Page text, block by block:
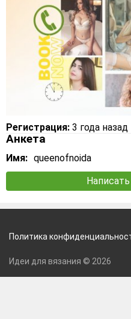
Регистрация: 3 года назад
Анкета
Имя: queenofnoida
Политика
Идеи для вязания © 2026